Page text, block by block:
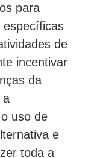
para
específicas
de
incentivar
da
a
uso de
e
toda a